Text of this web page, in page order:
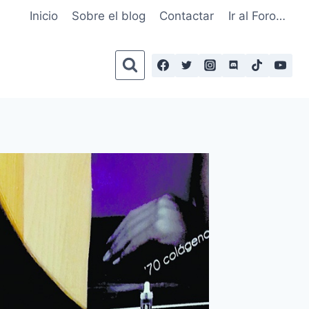
Inicio Sobre el blog Contactar Ir al Foro…